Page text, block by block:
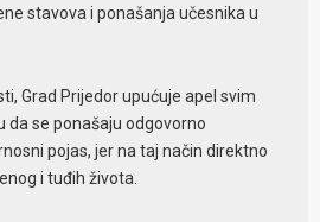
stavova i ponašanja učesnika u
Grad Prijedor upućuje apel svim
da se ponašaju odgovorno
pojas, jer na taj način direktno
i tuđih života.